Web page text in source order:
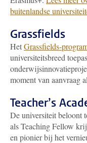
buitenlandse
Grassfields
HetGrassfields-
universiteitsbreed
moment van aanvraag
Teacher’s
De universiteit beloont
als Teaching Fellow
en pionier bij het